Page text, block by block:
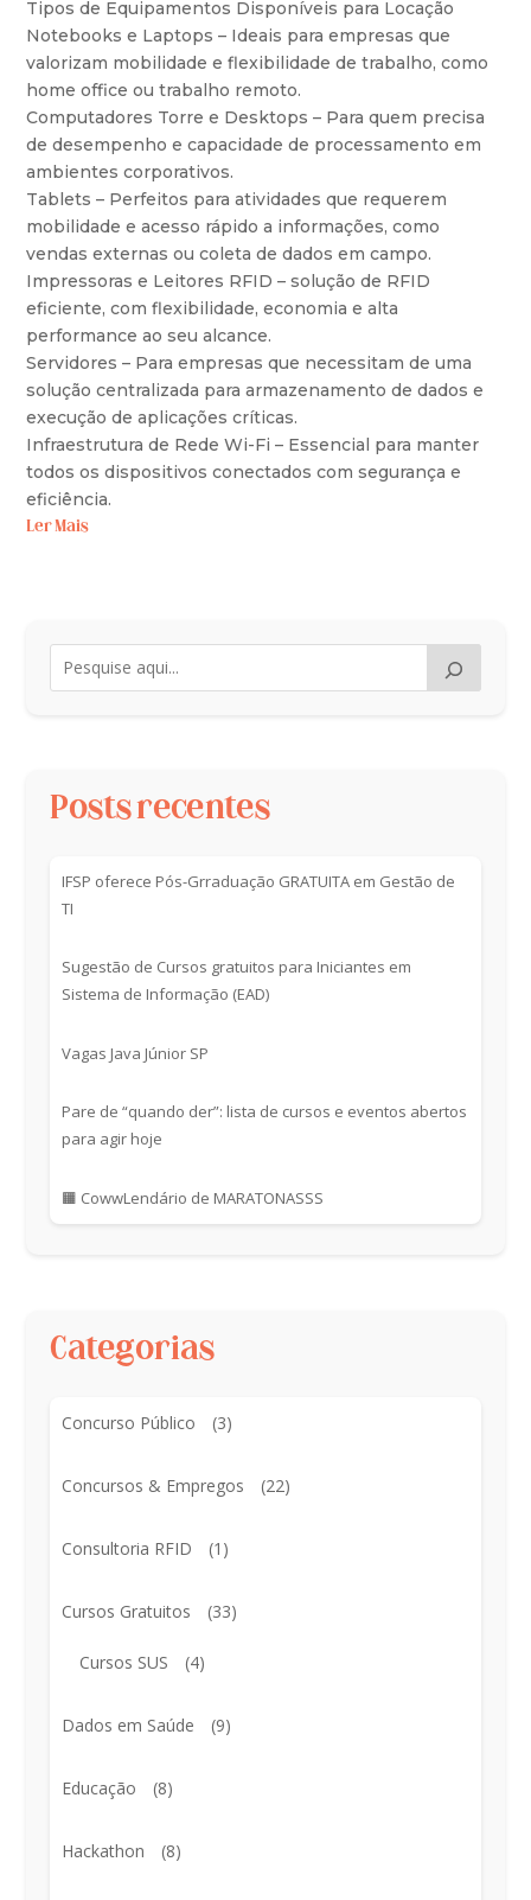
Tipos de Equipamentos Disponíveis para Locação
Notebooks e Laptops – Ideais para empresas que
valorizam mobilidade e flexibilidade de trabalho, como
home office ou trabalho remoto.
Computadores Torre e Desktops – Para quem precisa
de desempenho e capacidade de processamento em
ambientes corporativos.
Tablets – Perfeitos para atividades que requerem
mobilidade e acesso rápido a informações, como
vendas externas ou coleta de dados em campo.
Impressoras e Leitores RFID – solução de RFID
eficiente, com flexibilidade, economia e alta
performance ao seu alcance.
Servidores – Para empresas que necessitam de uma
solução centralizada para armazenamento de dados e
execução de aplicações críticas.
Infraestrutura de Rede Wi-Fi – Essencial para manter
todos os dispositivos conectados com segurança e
eficiência.
Ler Mais
Posts recentes
IFSP oferece Pós-Grraduação GRATUITA em Gestão de
TI
Sugestão de Cursos gratuitos para Iniciantes em
Sistema de Informação (EAD)
Vagas Java Júnior SP
Pare de “quando der”: lista de cursos e eventos abertos
para agir hoje
🟧 CowwLendário de MARATONASSS
Categorias
Concurso Público (3)
Concursos & Empregos (22)
Consultoria RFID (1)
Cursos Gratuitos (33)
Cursos SUS (4)
Dados em Saúde (9)
Educação (8)
Hackathon (8)